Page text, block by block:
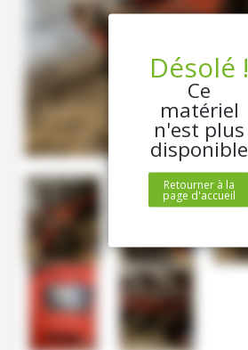
Désolé !
Ce
matériel
n'est plus
disponible
Retourner à la
page d'accueil